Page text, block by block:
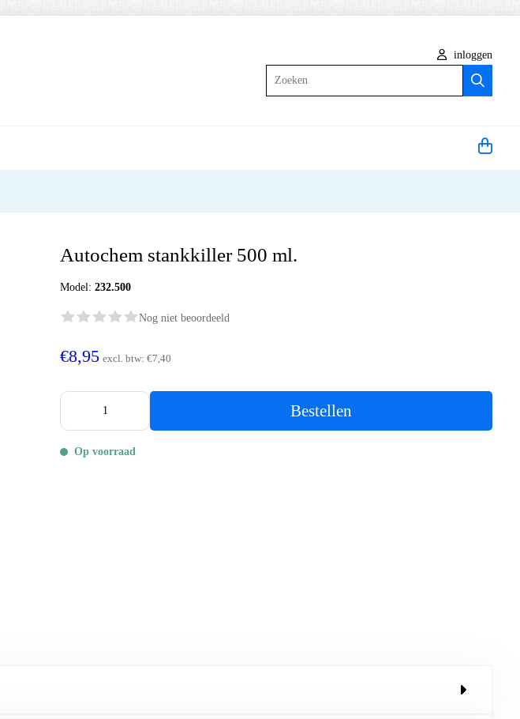
inloggen
Autochem stankkiller 500 ml.
Model:232.500
Nog niet beoordeeld
€8,95 excl. btw:€7,40
Bestellen
Op voorraad